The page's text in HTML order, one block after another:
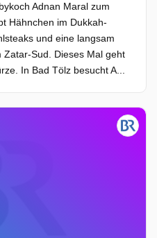
Adnan Maral zum
Hähnchen im Dukkah-
und eine langsam
Sud. Dieses Mal geht
In Bad Tölz besucht A...